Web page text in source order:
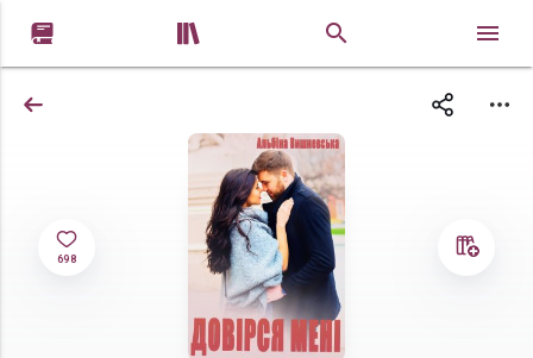
 
698